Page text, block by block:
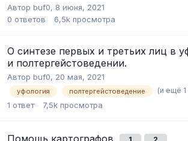
Автор buf0, 8 июня, 2021
0 ответов 6,5k просмотра
О синтезе первых и третьих лиц в
и полтергейстоведении.
Автор buf0, 20 мая, 2021
уфология полтергейстоведение (и ещё 1
1 ответ 7,5k просмотра